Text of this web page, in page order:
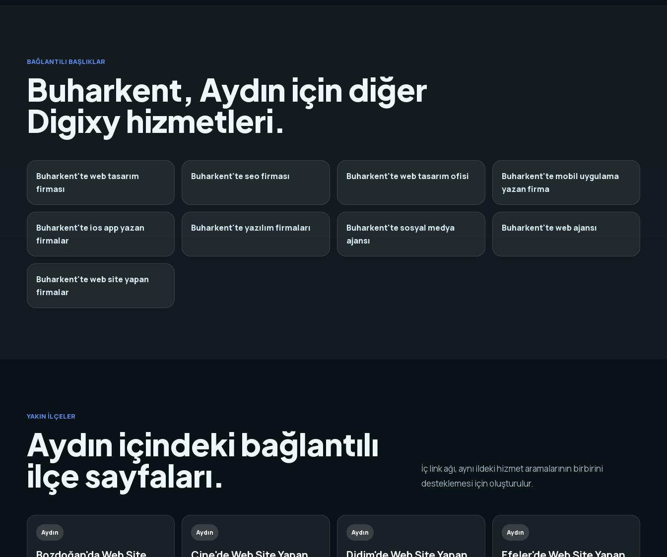
BAĞLANTILI BAŞLIKLAR
Buharkent, Aydın için diğer
Digixy hizmetleri.
Buharkent'te web tasarım
firması
Buharkent'te seo firması Buharkent'te web tasarım ofisi
Buharkent'te mobil uygulama
yazan firma
Buharkent'te ios app yazan
firmalar
Buharkent'te yazılım firmaları
Buharkent'te sosyal medya
ajansı
Buharkent'te web ajansı
Buharkent'te web site yapan
firmalar
YAKIN İLÇELER
Aydın içindeki bağlantılı
ilçe sayfaları.
İç link ağı, aynı ildeki hizmet aramalarının birbirini
desteklemesi için oluşturulur.
Aydın Aydın Aydın Aydın